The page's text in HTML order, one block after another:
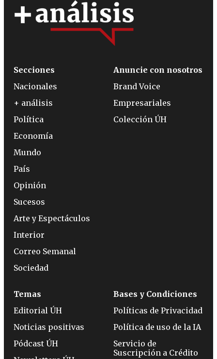
Secciones
Nacionales
+ análisis
Política
Economía
Mundo
País
Opinión
Sucesos
Arte y Espectáculos
Interior
Correo Semanal
Sociedad
Anuncie con nosotros
Brand Voice
Empresariales
Colección ÚH
Temas
Editorial ÚH
Noticias positivas
Pódcast ÚH
Bases y Condiciones
Políticas de Privacidad
Política de uso de la IA
Servicio de
Suscripción a Crédito